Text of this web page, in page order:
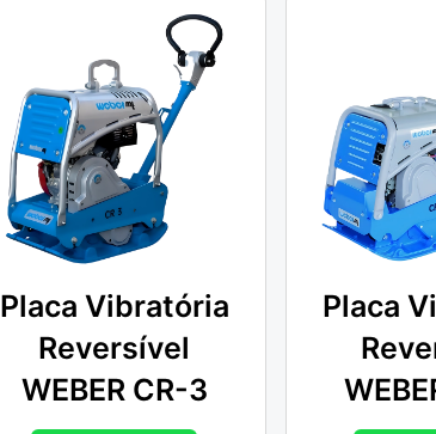
Placa Vibratória
Reversível
WEBER CR-3
Placa